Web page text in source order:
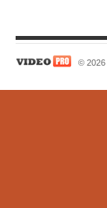
© 2026